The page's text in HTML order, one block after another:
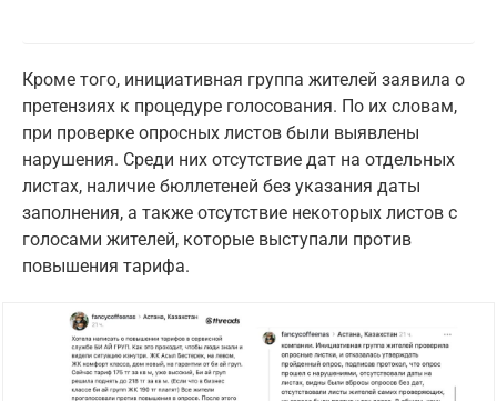
Кроме того, инициативная группа жителей заявила о
претензиях к процедуре голосования. По их словам,
при проверке опросных листов были выявлены
нарушения. Среди них отсутствие дат на отдельных
листах, наличие бюллетеней без указания даты
заполнения, а также отсутствие некоторых листов с
голосами жителей, которые выступали против
повышения тарифа.